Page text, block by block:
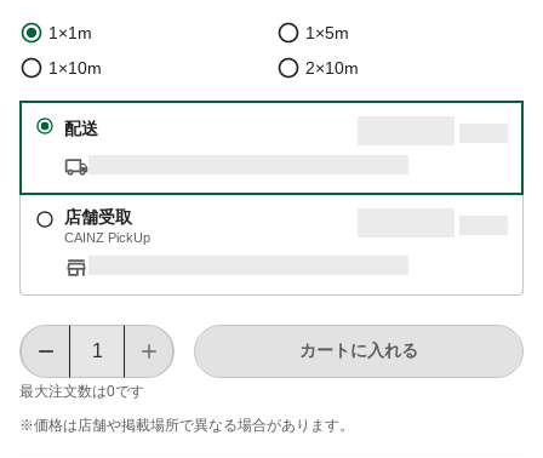
1×1m
1×5m
1×10m
2×10m
配送
店舗受取
CAINZ PickUp
最大注文数は0です
カートに入れる
※価格は​店舗や​掲載場所で​異なる​場合が​あります。